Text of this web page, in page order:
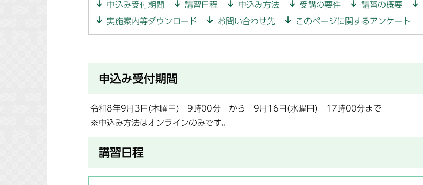
申込み受付期間 講習日程 申込み方法 受講の要件 講習の概要
実施案内等ダウンロード
お問い合わせ先 このページに関するアンケート
申込み受付期間
令和8年9月3日(木曜日) 9時00分 から 9月16日(水曜日) 17時00分まで
※申込み方法はオンラインのみです。
講習日程